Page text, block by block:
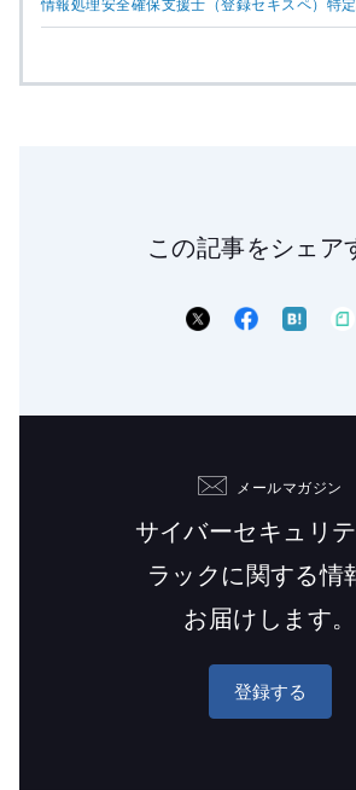
情報処理安全確保支援士（登録セキスペ）特
この記事をシェア
メールマガジン
サイバーセキュリ
ラックに関する情
お届けします。
登録する